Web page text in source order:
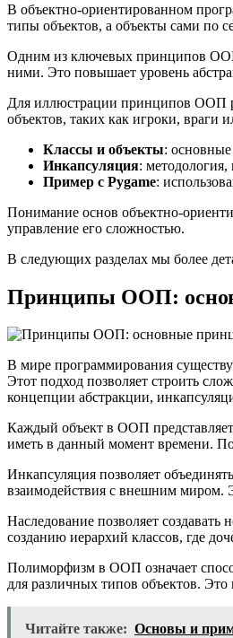
В объектно-ориентированном
типы объектов, а объекты сами по
Одним из ключевых принципов ООП
ними. Это повышает уровень
Для иллюстрации принципов ООП
объектов, таких как игроки, враги
Классы и объекты:
Инкапсуляция:
Пример с Pygame:
Понимание основ объектно-
управление его сложностью.
В следующих разделах мы более
Принципы ООП:
В мире программирования
Этот подход позволяет строить
концепции абстракции,
Каждый объект в ООП представляет
иметь в данный момент времени.
Инкапсуляция позволяет
взаимодействия с внешним миром.
Наследование позволяет
созданию иерархий классов, где
Полиморфизм в ООП означает
для различных типов объектов.
Читайте также: Основы и